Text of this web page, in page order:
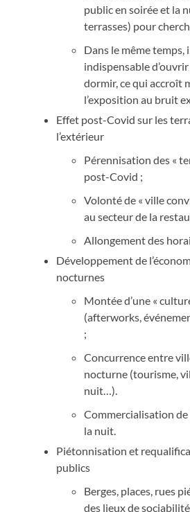
public en soirée et la
terrasses) pour
Dans le même temps,
indispensable
dormir, ce qui accroît
l’exposition au bruit
Effet post-Covid sur les
l’extérieur
Pérennisation des «
post-Covid ;
Volonté de « ville
au secteur de la
Allongement des
Développement de
nocturnes
Montée d’une «
(afterworks,
;
Concurrence entre
nocturne (tourisme,
nuit…).
Commercialisation de
la nuit.
Piétonnisation et
publics
Berges, places, rues
des lieux de